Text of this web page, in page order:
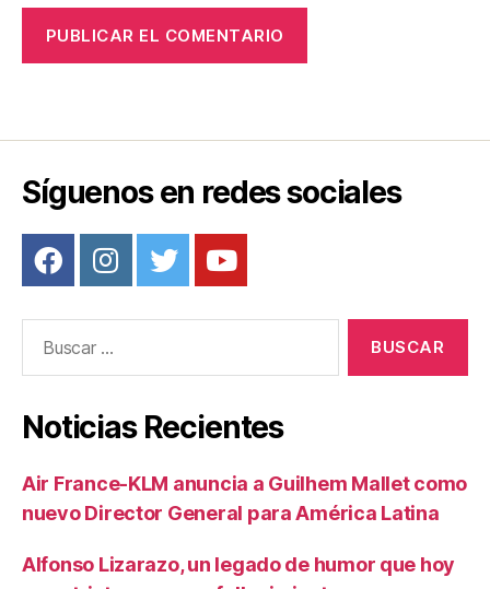
Síguenos en redes sociales
Noticias Recientes
Air France-KLM anuncia a Guilhem Mallet como
nuevo Director General para América Latina
Alfonso Lizarazo, un legado de humor que hoy